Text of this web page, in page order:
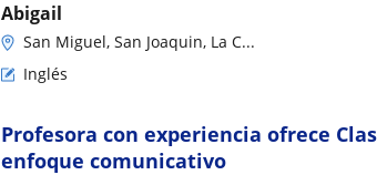
Abigail
San Miguel, San Joaquin, La C...
Inglés
Profesora con experiencia ofrece
enfoque comunicativo